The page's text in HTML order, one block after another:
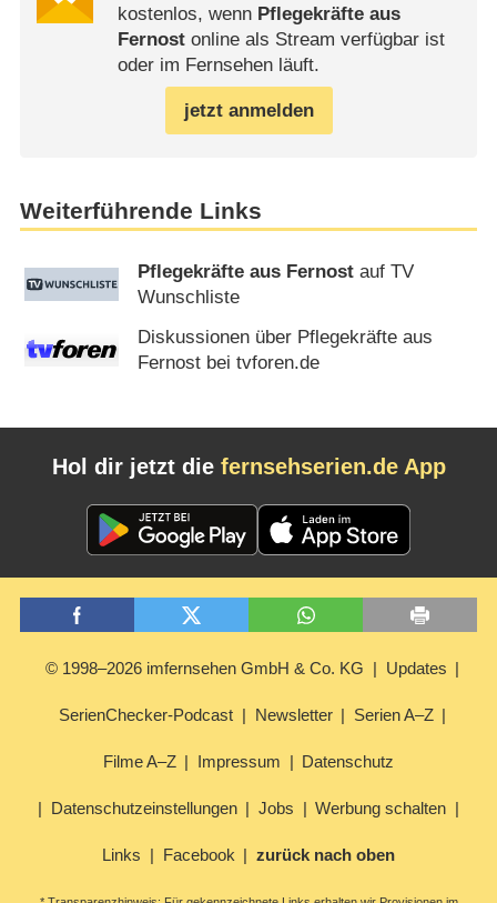
kostenlos, wenn Pflegekräfte aus
Fernostonline als Stream verfügbar ist
oder im Fernsehen läuft.
jetzt anmelden
Weiterführende Links
Pflegekräfte aus Fernost auf TV
Wunschliste
Diskussionen über Pflegekräfte aus
Fernost bei tvforen.de
Hol dir jetzt die fernsehserien.de App
© 1998–2026 imfernsehen GmbH & Co. KG Updates
SerienChecker-Podcast Newsletter Serien A–Z
Filme A–Z Impressum Datenschutz
Datenschutzeinstellungen Jobs Werbung schalten
Links Facebook zurück nach oben